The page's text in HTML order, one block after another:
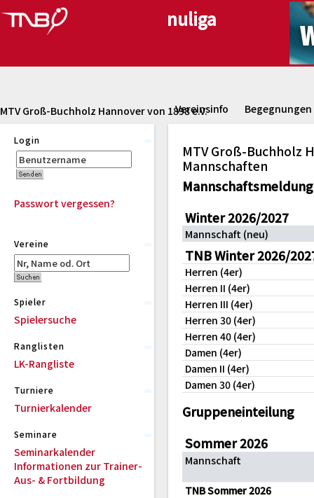
MTV Groß-Buchholz Hannover von 1898 e.V.
Vereinsinfo Begegnungen
Login
Passwort vergessen?
Vereine
Spieler
Spielersuche
Ranglisten
LK-Rangliste
Turniere
Turnierkalender
Seminare
Seminarkalender
Informationen zur Trainer-
Aus- & Fortbildung
MTV Groß-Buchholz
Mannschaften
Mannschaftsmeldung
Winter 2026/2027
Mannschaft (neu)
TNB Winter 2026/
Herren (4er)
Herren II (4er)
Herren III (4er)
Herren 30 (4er)
Herren 40 (4er)
Damen (4er)
Damen II (4er)
Damen 30 (4er)
Gruppeneinteilung
Sommer 2026
Mannschaft
TNB Sommer 2026